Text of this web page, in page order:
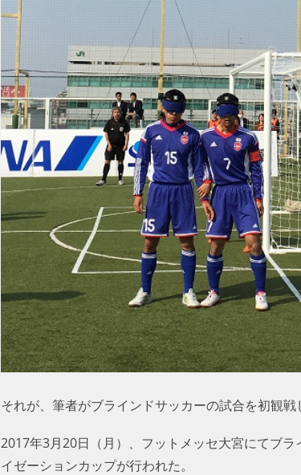
それが、筆者がブラインドサッカーの試合を初観戦
2017年3月20日（月）、フットメッセ大宮にてブ
イゼーションカップが行われた。